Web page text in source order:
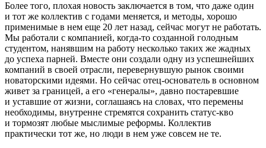
Более того, плохая новость заключается в том, что даже один
и тот же коллектив с годами меняется, и методы, хорошо
применимые в нем еще 20 лет назад, сейчас могут не работать.
Мы работали с компанией, когда-то созданной голодным
студентом, нанявшим на работу несколько таких же жадных
до успеха парней. Вместе они создали одну из успешнейших
компаний в своей отрасли, перевернувшую рынок своими
новаторскими идеями. Но сейчас отец-основатель в основном
живет за границей, а его «генералы», давно постаревшие
и уставшие от жизни, соглашаясь на словах, что перемены
необходимы, внутренне стремятся сохранить статус-кво
и тормозят любые мыслимые реформы. Коллектив
практически тот же, но люди в нем уже совсем не те.